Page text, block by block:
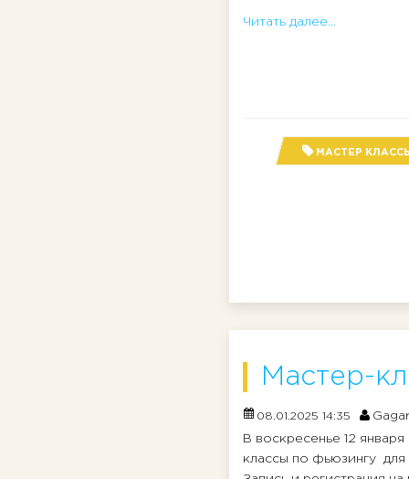
Читать далее...
МАСТЕР
Мастер-
08.01.2025 14:35
В воскресенье 12
классы по фьюзингу для